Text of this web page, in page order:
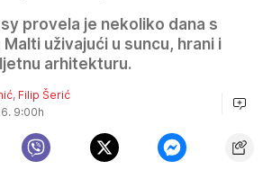
provela je nekoliko dana s
uživajući u suncu, hrani i
arhitekturu.
, Filip Šerić
9:00h